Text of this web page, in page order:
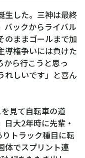
生した。三神は最終
バックからライバル
のままゴールまで加
導権争いには負けた
から行こうと思っ
れしいです」と喜ん
見て自転車の道
大2年時に先輩・
トラック種目に転
体でスプリント連